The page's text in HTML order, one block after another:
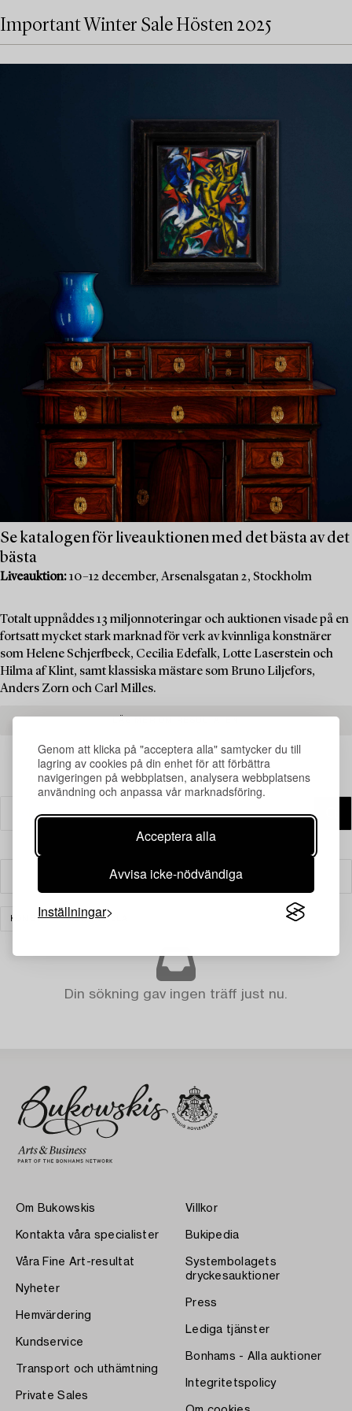
Genom att klicka på "acceptera alla" samtycker du till
lagring av cookies på din enhet för att förbättra
navigeringen på webbplatsen, analysera webbplatsens
användning och anpassa vår marknadsföring.
Acceptera alla
Avvisa icke-nödvändiga
Inställningar
Important Winter Sale Hösten 2025
Se katalogen för liveauktionen med det bästa av det
bästa
Liveauktion:10–12 december, Arsenalsgatan 2, Stockholm
Totalt uppnåddes 13 miljonnoteringar och auktionen visade på en
fortsatt mycket stark marknad för verk av kvinnliga konstnärer
som Helene Schjerfbeck, Cecilia Edefalk, Lotte Laserstein och
Hilma af Klint, samt klassiska mästare som Bruno Liljefors,
Anders Zorn och Carl Milles.
Filter
KONST RENSA ALLA
Din sökning gav ingen träff just nu.
Om Bukowskis
Kontakta våra specialister
Våra Fine Art-resultat
Nyheter
Hemvärdering
Kundservice
Transport och uthämtning
Private Sales
Villkor
Bukipedia
Systembolagets
dryckesauktioner
Press
Lediga tjänster
Bonhams - Alla auktioner
Integritetspolicy